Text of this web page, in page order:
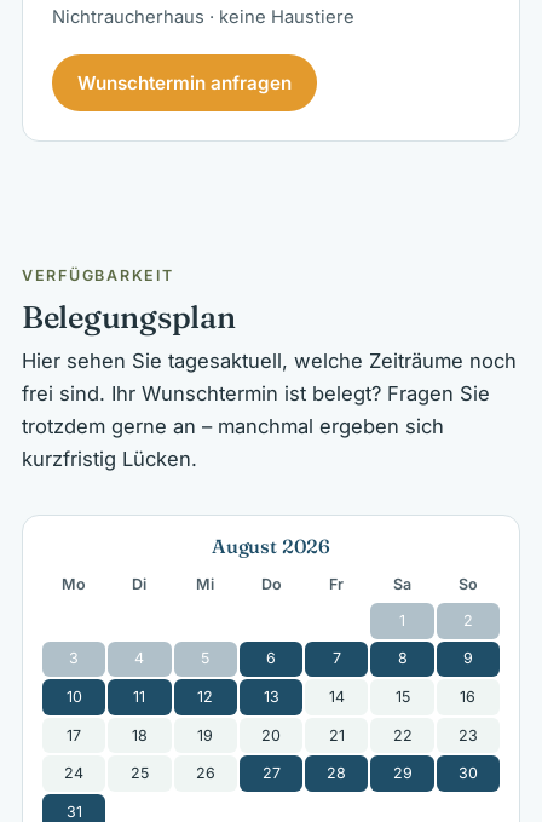
Nichtraucherhaus · keine Haustiere
Wunschtermin anfragen
VERFÜGBARKEIT
Belegungsplan
Hier sehen Sie tagesaktuell, welche Zeiträume noch
frei sind. Ihr Wunschtermin ist belegt? Fragen Sie
trotzdem gerne an – manchmal ergeben sich
kurzfristig Lücken.
August 2026
Mo Di Mi Do Fr Sa
So
1
2
3 4 5 6 7 8 9
10 11 12 13 14 15 16
17 18 19 20 21 22 23
24 25 26 27 28 29 30
31